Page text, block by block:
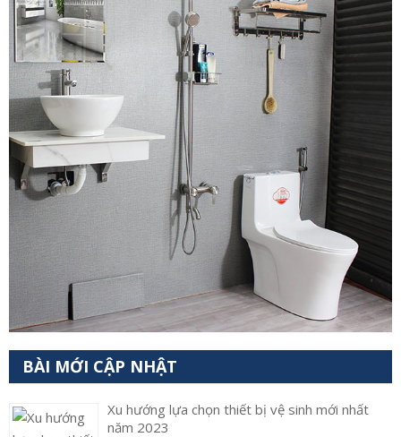
BÀI MỚI CẬP NHẬT
Xu hướng lựa chọn thiết bị vệ sinh mới nhất
năm 2023